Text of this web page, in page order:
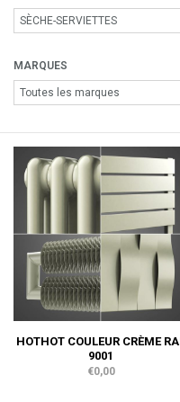
MARQUES
HOTHOT COULEUR CRÈME
9001
€0,00